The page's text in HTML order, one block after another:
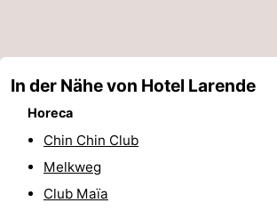
und
trinken
Einkäufen
Märkte
In der Nähe von Hotel Larende
Horeca
Chin Chin Club
Melkweg
Club Maïa